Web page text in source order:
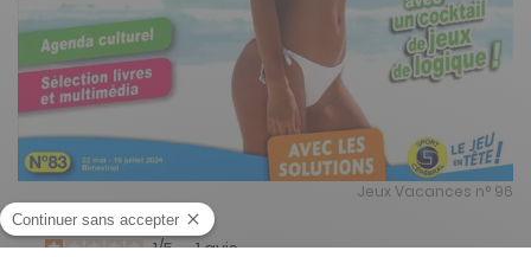
Jeux Vacances n° 96
1/5-1avis